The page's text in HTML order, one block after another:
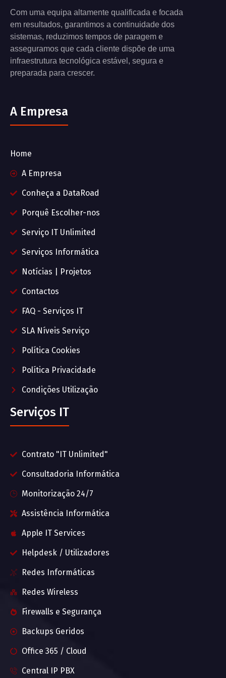
Com uma equipa altamente qualificada e focada
em resultados, garantimos a continuidade dos
sistemas, reduzimos tempos de paragem e
asseguramos que cada cliente dispõe de uma
infraestrutura tecnológica estável, segura e
preparada para crescer.
A Empresa
Home
A Empresa
Conheça a DataRoad
Porquê Escolher-nos
Serviço IT Unlimited
Serviços Informática
Notícias | Projetos
Contactos
FAQ - Serviços IT
SLA Níveis Serviço
Política Cookies
Política Privacidade
Condições Utilização
Serviços IT
Contrato "IT Unlimited"
Consultadoria Informática
Monitorização 24/7
Assistência Informática
Apple IT Services
Helpdesk / Utilizadores
Redes Informáticas
Redes Wireless
Firewalls e Segurança
Backups Geridos
Office 365 / Cloud
Central IP PBX